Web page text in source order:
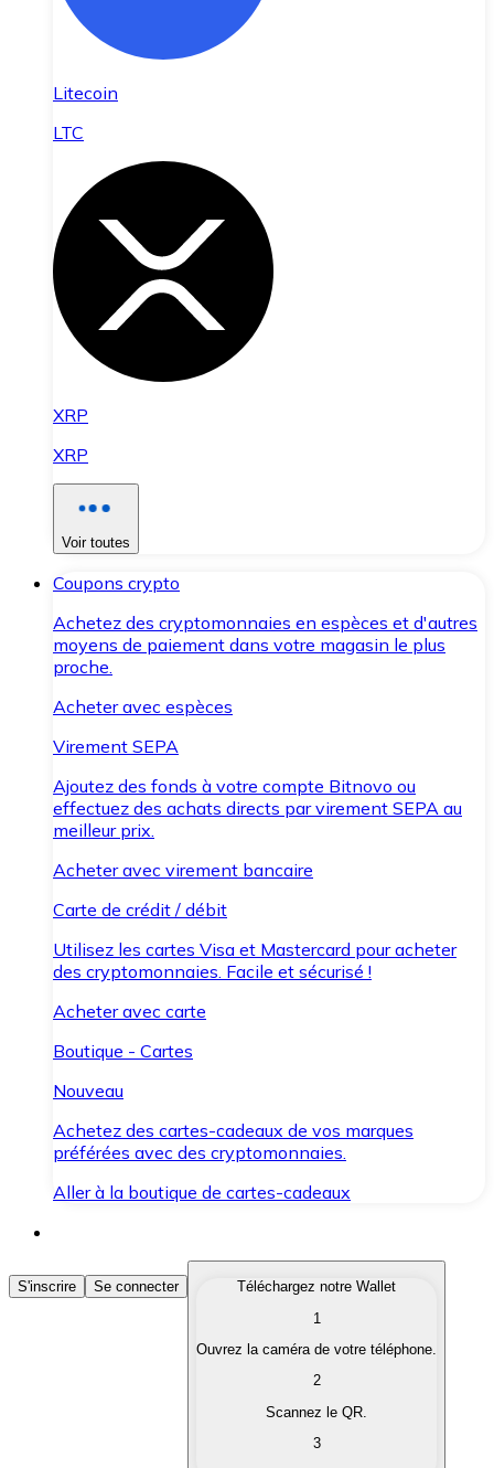
Litecoin
LTC
XRP
XRP
Voir toutes
Coupons crypto
Achetez des cryptomonnaies en espèces et d'autres
moyens de paiement dans votre magasin le plus
proche.
Acheter avec espèces
Virement SEPA
Ajoutez des fonds à votre compte Bitnovo ou
effectuez des achats directs par virement SEPA au
meilleur prix.
Acheter avec virement bancaire
Carte de crédit / débit
Utilisez les cartes Visa et Mastercard pour acheter
des cryptomonnaies. Facile et sécurisé !
Acheter avec carte
Boutique - Cartes
Nouveau
Achetez des cartes-cadeaux de vos marques
préférées avec des cryptomonnaies.
Aller à la boutique de cartes-cadeaux
Acheter des Cryptomonnaies
Achetez les cryptomonnaies qui vous intéressent
Convertissez vos cryptomonnaies en monnaie
S'inscrire Se connecter
Téléchargez notre Wallet
1
Ouvrez la caméra de votre téléphone.
2
Scannez le QR.
3